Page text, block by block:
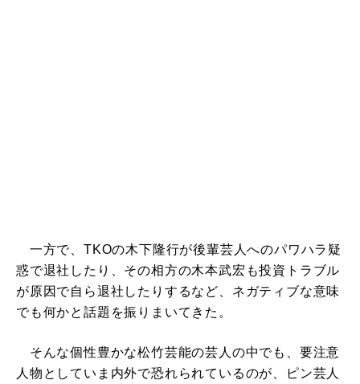
一方で、TKOの木下隆行が後輩芸人へのパワハラ疑
惑で退社したり、その相方の木本武宏も投資トラブル
が原因で自ら退社したりするなど、ネガティブな意味
でも何かと話題を振りまいてきた。
そんな個性豊かな松竹芸能の芸人の中でも、要注意
人物としていま内外で恐れられているのが、ピン芸人